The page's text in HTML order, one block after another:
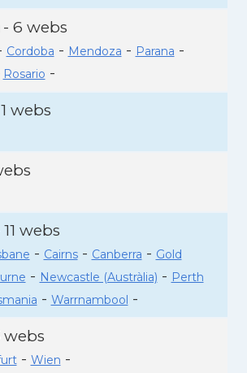
- 6 webs
Cordoba - Mendoza - Parana -
Rosario -
webs
11 webs
- Cairns- Canberra - Gold
- Newcastle (Austràlia) - Perth
- Warrnambool -
webs
- Wien -